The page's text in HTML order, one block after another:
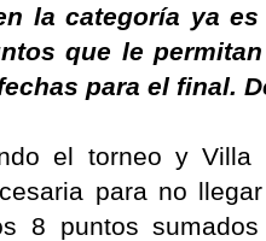
la categoría ya
que le
para el final.
el torneo y
para no
8 puntos